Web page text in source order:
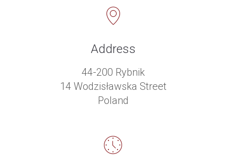
Address
44-200 Rybnik
14 Wodzisławska Street
Poland